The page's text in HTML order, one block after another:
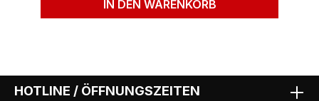
IN DEN WARENKORB
HOTLINE / ÖFFNUNGSZEITEN